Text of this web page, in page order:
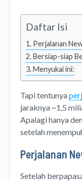
Daftar Isi
Perjalanan
Bersiap-siap
Menyukai ini:
Tapi tentunya
jaraknya ~1,5
Apalagi hanya
setelah
Perjalanan
Setelah